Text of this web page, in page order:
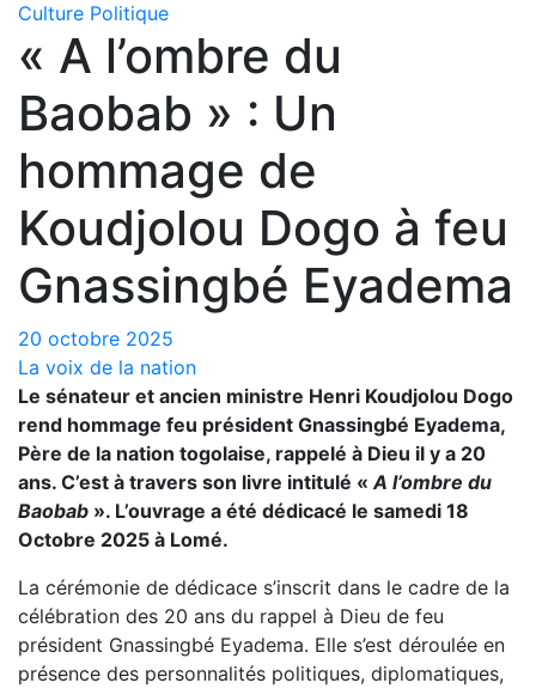
Culture Politique
« A l’ombre du
Baobab » : Un
hommage de
Koudjolou Dogo à feu
Gnassingbé Eyadema
20 octobre 2025
La voix de la nation
Le sénateur et ancien ministre Henri Koudjolou Dogo
rend hommage feu président Gnassingbé Eyadema,
Père de la nation togolaise, rappelé à Dieu il y a 20
ans. C’est à travers son livre intitulé «A l’ombre du
Baobab ». L’ouvrage a été dédicacé le samedi 18
Octobre 2025 à Lomé.
La cérémonie de dédicace s’inscrit dans le cadre de la
célébration des 20 ans du rappel à Dieu de feu
président Gnassingbé Eyadema. Elle s’est déroulée en
présence des personnalités politiques, diplomatiques,